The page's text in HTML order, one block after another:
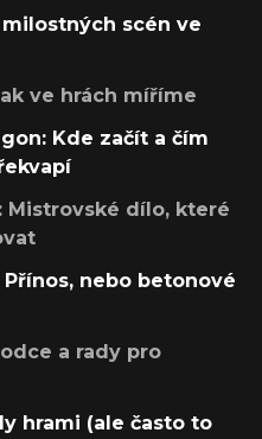
scén ve
ve hrách míříme
Kde začít a čím
Mistrovské dílo, které
nebo betonové
a rady pro
hrami (ale často to